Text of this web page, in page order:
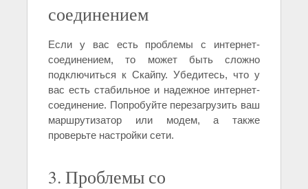
соединением
Если у вас есть проблемы с интернет-
соединением, то может быть сложно
подключиться к Скайпу. Убедитесь, что у
вас есть стабильное и надежное интернет-
соединение. Попробуйте перезагрузить ваш
маршрутизатор или модем, а также
проверьте настройки сети.
3. Проблемы со